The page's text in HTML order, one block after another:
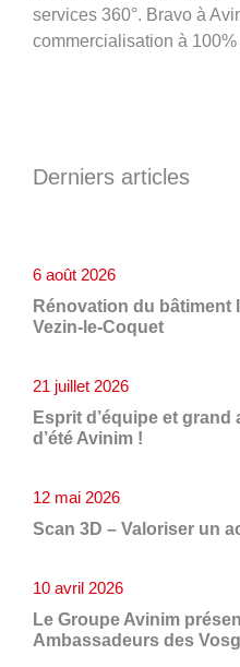
services 360°. Bravo à
commercialisation à
Derniers articles
Rénovation du bâtiment
Vezin-le-Coquet
6 août 2026
Esprit d’équipe et
d’été Avinim !
21 juillet 2026
Scan 3D – Valoriser un
12 mai 2026
Le Groupe Avinim
Ambassadeurs des
10 avril 2026